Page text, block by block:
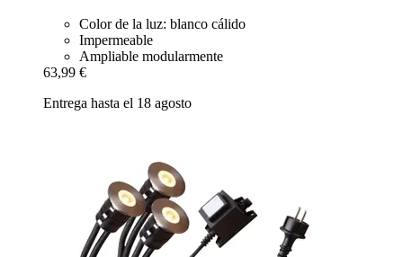
Color de la luz: blanco cálido
Impermeable
Ampliable modularmente
63,99 €
Entrega hasta el 18 agosto